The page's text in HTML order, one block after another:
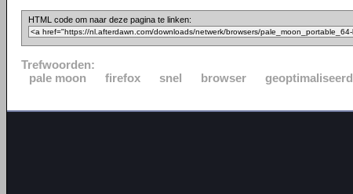
HTML code om naar deze pagina te linken:
Trefwoorden:
pale moon
firefox snel browser geoptimaliseerd